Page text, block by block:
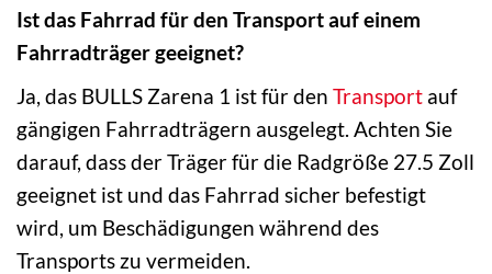
Ist das Fahrrad für den Transport auf einem
Fahrradträger geeignet?
Ja, das BULLS Zarena 1 ist für den Transport auf
gängigen Fahrradträgern ausgelegt. Achten Sie
darauf, dass der Träger für die Radgröße 27.5 Zoll
geeignet ist und das Fahrrad sicher befestigt
wird, um Beschädigungen während des
Transports zu vermeiden.